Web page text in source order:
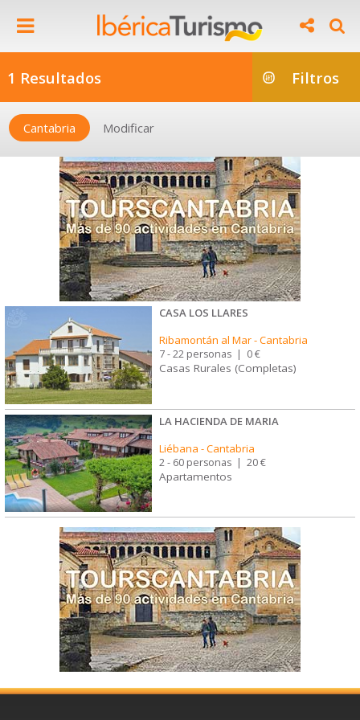
1 Resultados Filtros
Cantabria Modificar
CASA LOS LLARES
Ribamontán al Mar-Cantabria
7 - 22 personas | 0 €
Casas Rurales (Completas)
LA HACIENDA DE MARIA
Liébana -Cantabria
2 - 60 personas | 20 €
Apartamentos